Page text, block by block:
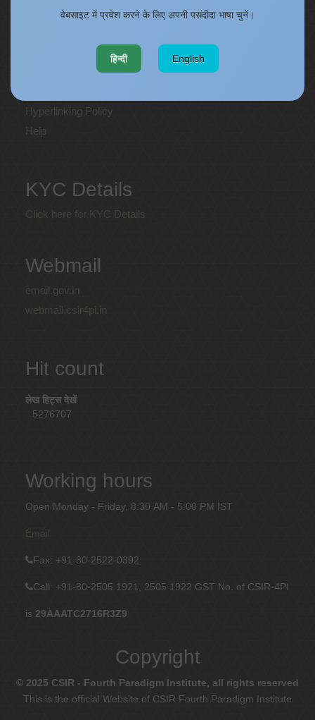
Copyright
Web Information Manager
Hyperlinking Policy
Help
KYC Details
Click here for KYC Details
Webmail
email.gov.in
webmail.csir4pi.in
Hit count
लेख हिट्स देखें
5276707
Working hours
Open Monday - Friday, 8:30 AM - 5:00 PM IST
Email
Fax: +91-80-2522-0392
Call: +91-80-2505 1921, 2505 1922 GST No. of CSIR-4PI
is 29AAATC2716R3Z9
Copyright
© 2025 CSIR - Fourth Paradigm Institute, all rights reserved
This is the official Website of CSIR Fourth Paradigm Institute
वेबसाइट में प्रवेश करने के लिए अपनी पसंदीदा भाषा चुनें।
हिन्दी English